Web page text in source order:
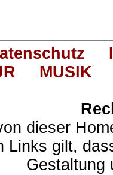
MUSIK
dieser
Links gilt,
Gestaltung